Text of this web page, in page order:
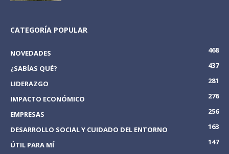
CATEGORÍA POPULAR
NOVEDADES
468
¿SABÍAS QUÉ?
437
LIDERAZGO
281
IMPACTO ECONÓMICO
276
EMPRESAS
256
DESARROLLO SOCIAL Y CUIDADO DEL ENTORNO
163
ÚTIL PARA MÍ
147